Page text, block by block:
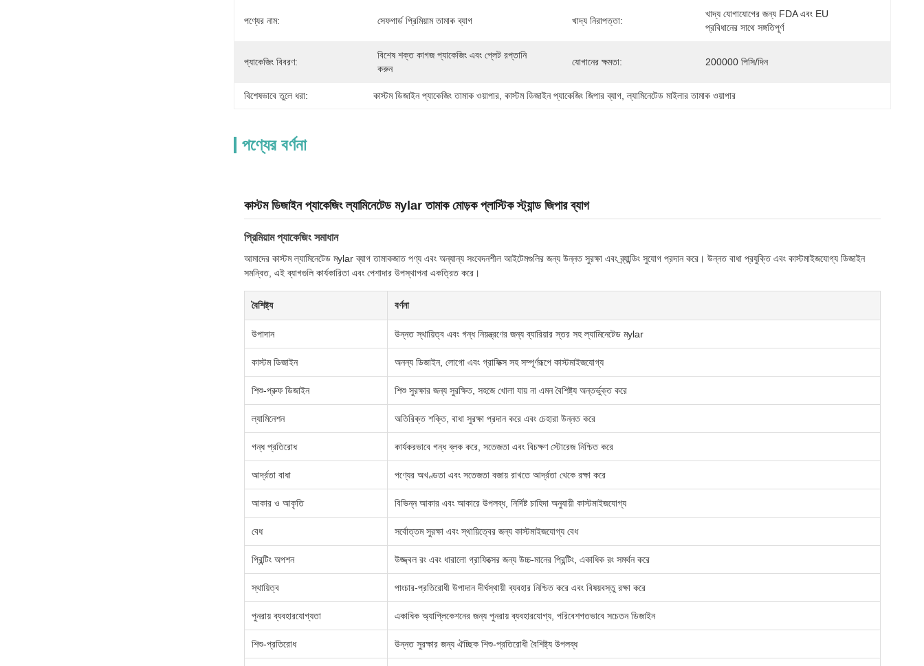
পণ্যের নাম: সেফগার্ড প্রিমিয়াম তামাক ব্যাগ খাদ্য নিরাপত্তা:
খাদ্য যোগাযোগের জন্য FDA এবং EU
প্রবিধানের সাথে সঙ্গতিপূর্ণ
প্যাকেজিং বিবরণ:
বিশেষ শক্ত কাগজ প্যাকেজিং এবং প্লেট রপ্তানি
করুন
যোগানের ক্ষমতা: 200000 পিসি/দিন
বিশেষভাবে তুলে ধরা: কাস্টম ডিজাইন প্যাকেজিং তামাক ওয়াপার , কাস্টম ডিজাইন প্যাকেজিং জিপার ব্যাগ , ল্যামিনেটেড মাইলার তামাক ওয়াপার
পণ্যের বর্ণনা
কাস্টম ডিজাইন প্যাকেজিং ল্যামিনেটেড মylar তামাক মোড়ক প্লাস্টিক স্ট্যান্ড জিপার ব্যাগ
প্রিমিয়াম প্যাকেজিং সমাধান
আমাদের কাস্টম ল্যামিনেটেড মylar ব্যাগ তামাকজাত পণ্য এবং অন্যান্য সংবেদনশীল আইটেমগুলির জন্য উন্নত সুরক্ষা এবং ব্র্যান্ডিং সুযোগ প্রদান করে। উন্নত বাধা প্রযুক্তি এবং কাস্টমাইজযোগ্য ডিজাইন
সমন্বিত, এই ব্যাগগুলি কার্যকারিতা এবং পেশাদার উপস্থাপনা একত্রিত করে।
বৈশিষ্ট্য বর্ণনা
উপাদান উন্নত স্থায়িত্ব এবং গন্ধ নিয়ন্ত্রণের জন্য ব্যারিয়ার স্তর সহ ল্যামিনেটেড মylar
কাস্টম ডিজাইন অনন্য ডিজাইন, লোগো এবং গ্রাফিক্স সহ সম্পূর্ণরূপে কাস্টমাইজযোগ্য
শিশু-প্রুফ ডিজাইন শিশু সুরক্ষার জন্য সুরক্ষিত, সহজে খোলা যায় না এমন বৈশিষ্ট্য অন্তর্ভুক্ত করে
ল্যামিনেশন অতিরিক্ত শক্তি, বাধা সুরক্ষা প্রদান করে এবং চেহারা উন্নত করে
গন্ধ প্রতিরোধ কার্যকরভাবে গন্ধ ব্লক করে, সতেজতা এবং বিচক্ষণ স্টোরেজ নিশ্চিত করে
আর্দ্রতা বাধা পণ্যের অখণ্ডতা এবং সতেজতা বজায় রাখতে আর্দ্রতা থেকে রক্ষা করে
আকার ও আকৃতি বিভিন্ন আকার এবং আকারে উপলব্ধ, নির্দিষ্ট চাহিদা অনুযায়ী কাস্টমাইজযোগ্য
বেধ সর্বোত্তম সুরক্ষা এবং স্থায়িত্বের জন্য কাস্টমাইজযোগ্য বেধ
প্রিন্টিং অপশন উজ্জ্বল রং এবং ধারালো গ্রাফিক্সের জন্য উচ্চ-মানের প্রিন্টিং, একাধিক রং সমর্থন করে
স্থায়িত্ব পাংচার-প্রতিরোধী উপাদান দীর্ঘস্থায়ী ব্যবহার নিশ্চিত করে এবং বিষয়বস্তু রক্ষা করে
পুনরায় ব্যবহারযোগ্যতা একাধিক অ্যাপ্লিকেশনের জন্য পুনরায় ব্যবহারযোগ্য, পরিবেশগতভাবে সচেতন ডিজাইন
শিশু-প্রতিরোধ উন্নত সুরক্ষার জন্য ঐচ্ছিক শিশু-প্রতিরোধী বৈশিষ্ট্য উপলব্ধ